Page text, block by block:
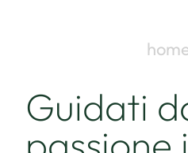
Guidati